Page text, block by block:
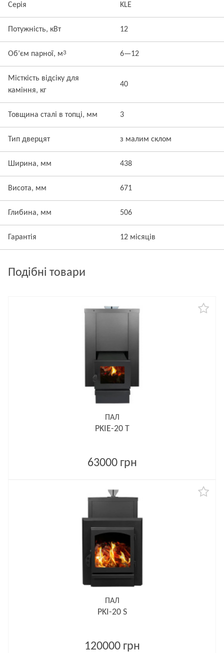
Серія KLE
Потужність, кВт 12
Об’єм парної, м3 6—12
Місткість відсіку для
каміння, кг
40
Товщина сталі в топці, мм 3
Тип дверцят з малим склом
Ширина, мм 438
Висота, мм 671
Глибина, мм 506
Гарантія 12 місяців
Подібні товари
ПАЛ
PKIE-20 T
63000 грн
ПАЛ
PKI-20 S
120000 грн